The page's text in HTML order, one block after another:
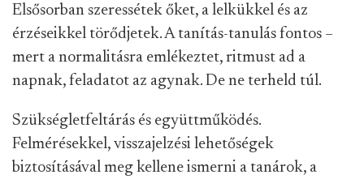
Elsősorban szeressétek őket, a lelkükkel és az
érzéseikkel törődjetek. A tanítás-tanulás fontos –
mert a normalitásra emlékeztet, ritmust ad a
napnak, feladatot az agynak. De ne terheld túl.
Szükségletfeltárás és együttműködés.
Felmérésekkel, visszajelzési lehetőségek
biztosításával meg kellene ismerni a tanárok, a